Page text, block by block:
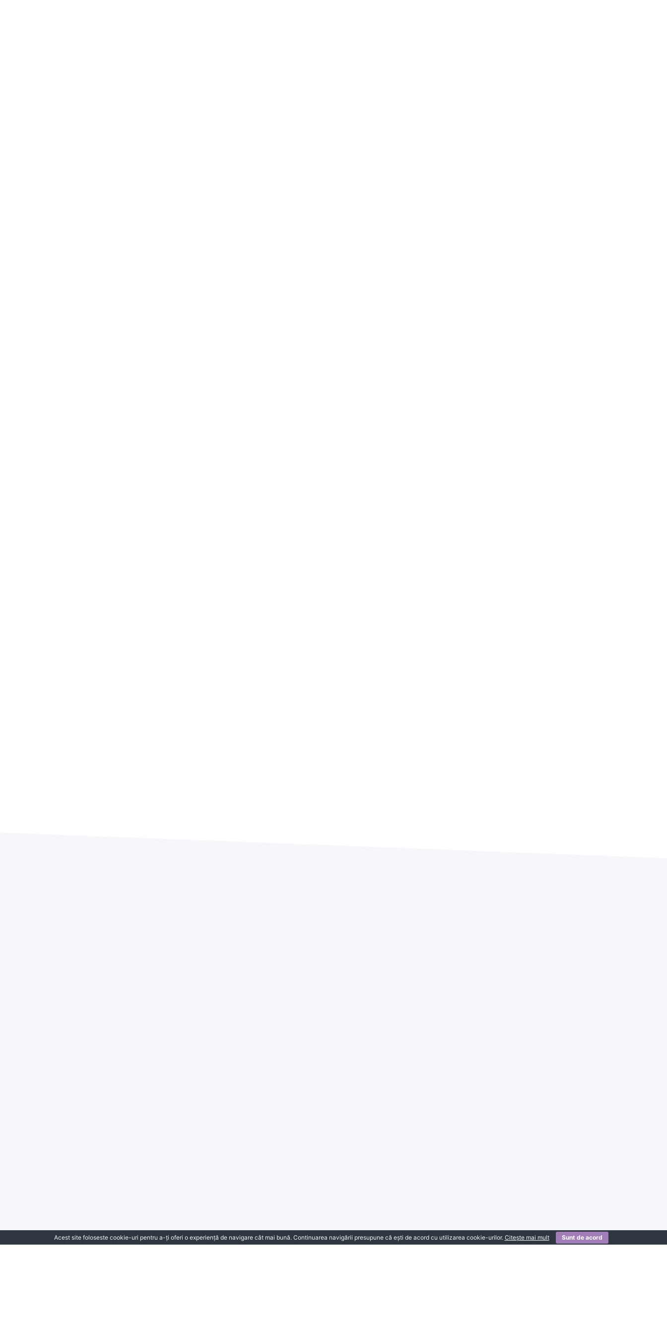
Acest site foloseste cookie-uri pentru a-ți oferi o experiență de navigare cât mai bună. Continuarea navigării presupune că ești de acord cu utilizarea cookie-urilor. Citește mai mult Sunt de acord